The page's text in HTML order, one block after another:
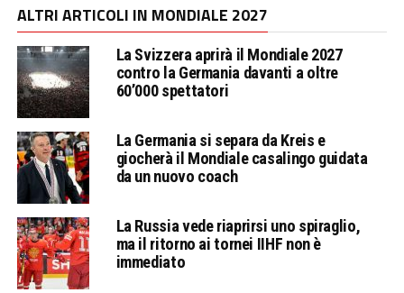
ALTRI ARTICOLI IN MONDIALE 2027
La Svizzera aprirà il Mondiale 2027
contro la Germania davanti a oltre
60’000 spettatori
La Germania si separa da Kreis e
giocherà il Mondiale casalingo guidata
da un nuovo coach
La Russia vede riaprirsi uno spiraglio,
ma il ritorno ai tornei IIHF non è
immediato